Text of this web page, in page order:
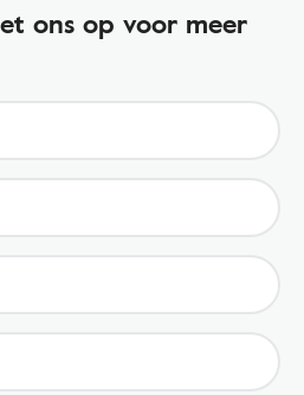
ons op voor meer